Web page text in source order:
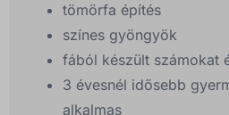
tömörfa építés
színes gyöngyök
fából készült számokat
3 évesnél idősebb
alkalmas